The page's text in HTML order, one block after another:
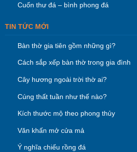
Cuốn thư đá – bình phong đá
TIN TỨC MỚI
Bàn thờ gia tiên gồm những gì?
Cách sắp xếp bàn thờ trong gia đình
Cây hương ngoài trời thờ ai?
Cúng thất tuần như thế nào?
Kích thước mộ theo phong thủy
Văn khấn mở cửa mả
Ý nghĩa chiếu rồng đá